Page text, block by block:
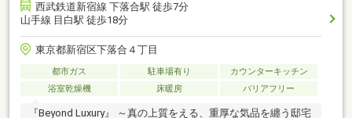
西武鉄道新宿線 下落合駅 徒歩7分
山手線 目白駅 徒歩18分
東京都新宿区下落合４丁目
都市ガス 駐車場有り
カウンターキッチン
浴室乾燥機
床暖房 バリアフリー
『Beyond Luxury』 ～真の上質をえる、重厚な気品を纏う邸宅